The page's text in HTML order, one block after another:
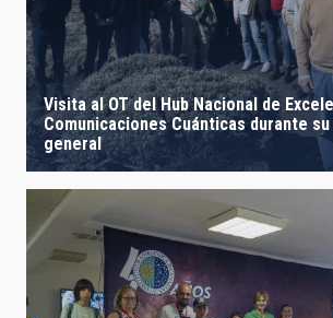
Visita al OT del Hub Nacional de
Comunicaciones Cuánticas durante
general